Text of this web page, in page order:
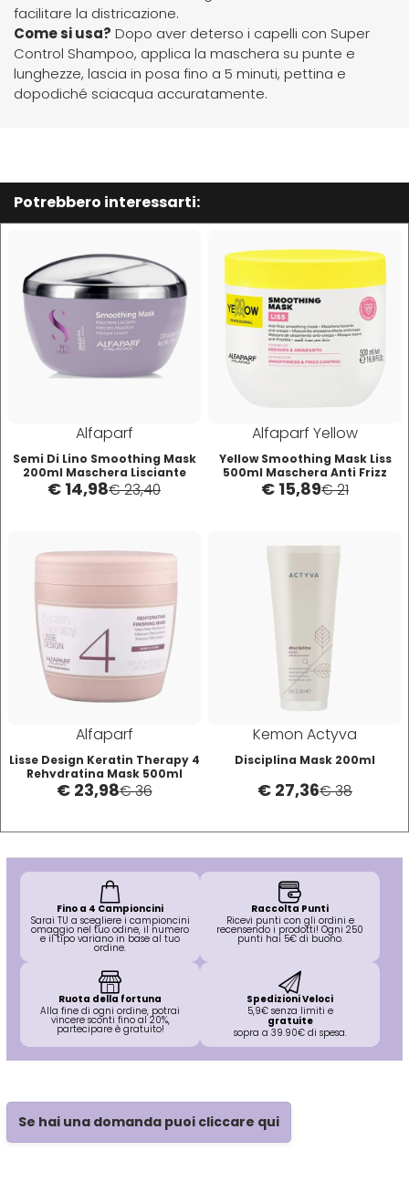
Mood
Morgan's
Moser
Muster
Muster & Dikson
Olaplex
Orofluido
Pacinos
Panasonic
Parlux
Phytorelax
Plura
Pop Italy
Profesia
PRORASO
Puring
reBond
Refectocil
Refresh
Renbow
Renee Blanche
Revlon
Rica
Ristructa
facilitare la districazione.
Come si usa? Dopo aver deterso i capelli con Super
Control Shampoo, applica la maschera su punte e
lunghezze, lascia in posa fino a 5 minuti, pettina e
dopodiché sciacqua accuratamente.
Potrebbero interessarti:
Alfaparf
Semi Di Lino Smoothing Mask
200ml Maschera Lisciante
€ 14,98€ 23,40
Alfaparf Yellow
Yellow Smoothing Mask Liss
500ml Maschera Anti Frizz
Lisciante
€ 15,89€ 21
Alfaparf
Lisse Design Keratin Therapy 4
Rehydrating Mask 500ml
€ 23,98€ 36
Kemon Actyva
Disciplina Mask 200ml
€ 27,36€ 38
Fino a 4 Campioncini
Sarai TU a scegliere i campioncini
omaggio nel tuo odine, il numero
e il tipo variano in base al tuo
ordine.
Raccolta Punti
Ricevi punti con gli ordini e
recensendo i prodotti! Ogni 250
punti hai 5€ di buono.
Ruota della fortuna
Alla fine di ogni ordine, potrai
vincere sconti fino al 20%,
partecipare è gratuito!
Spedizioni Veloci
5,9€ senza limiti e
gratuite
sopra a 39.90€ di spesa.
Se hai una domanda puoi cliccare qui